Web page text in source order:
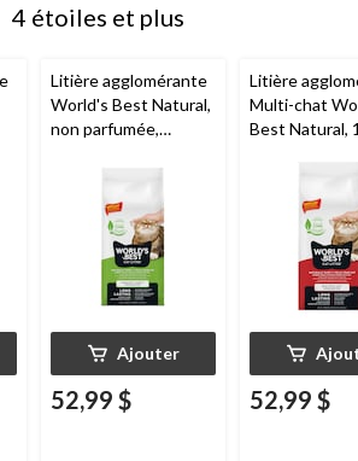
4 étoiles et plus
Litière agglomérante
World's Best Natural,
non parfumée,
Ajouter
52,99 $
Litière
Multi-chat
Best Natural,
52,99 $